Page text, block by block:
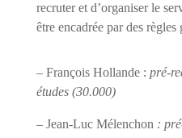
recruter et d’organiser le
être encadrée par des règles
– François Hollande : pré-
études (30.000)
– Jean-Luc Mélenchon :